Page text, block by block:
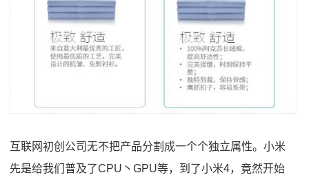
互联网初创公司无不把产品分割成一个个独立属性。小米
先是给我们普及了CPU丶GPU等，到了小米4，竟然开始